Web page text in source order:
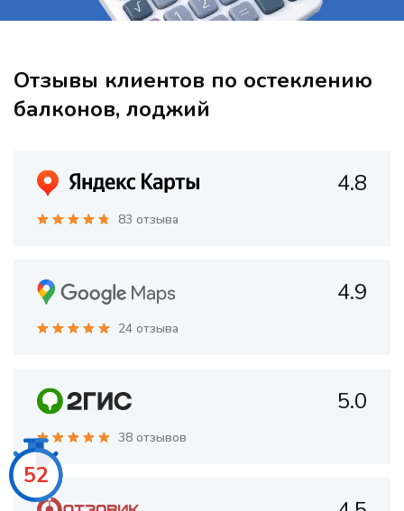
Отзывы клиентов по остеклению
балконов, лоджий
4.8
83 отзыва
4.9
24 отзыва
5.0
38 отзывов
50